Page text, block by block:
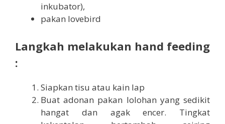
inkubator),
pakan lovebird
Langkah melakukan hand feeding
:
Siapkan tisu atau kain lap
Buat adonan pakan lolohan yang sedikit
hangat dan agak encer. Tingkat